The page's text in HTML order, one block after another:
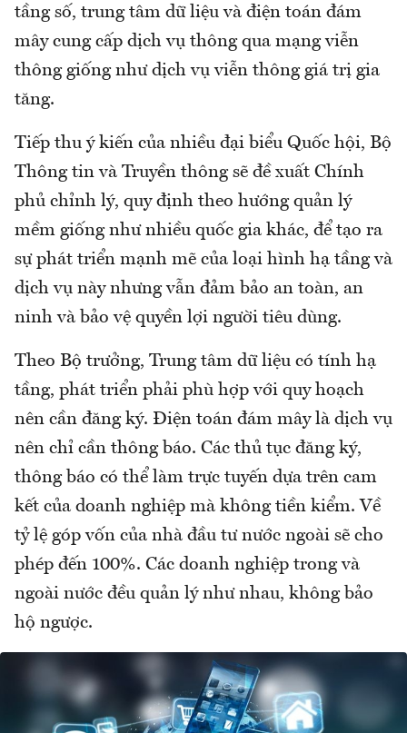
tầng số, trung tâm dữ liệu và điện toán đám
mây cung cấp dịch vụ thông qua mạng viễn
thông giống như dịch vụ viễn thông giá trị gia
tăng.
Tiếp thu ý kiến của nhiều đại biểu Quốc hội, Bộ
Thông tin và Truyền thông sẽ đề xuất Chính
phủ chỉnh lý, quy định theo hướng quản lý
mềm giống như nhiều quốc gia khác, để tạo ra
sự phát triển mạnh mẽ của loại hình hạ tầng và
dịch vụ này nhưng vẫn đảm bảo an toàn, an
ninh và bảo vệ quyền lợi người tiêu dùng.
Theo Bộ trưởng, Trung tâm dữ liệu có tính hạ
tầng, phát triển phải phù hợp với quy hoạch
nên cần đăng ký. Điện toán đám mây là dịch vụ
nên chỉ cần thông báo. Các thủ tục đăng ký,
thông báo có thể làm trực tuyến dựa trên cam
kết của doanh nghiệp mà không tiền kiểm. Về
tỷ lệ góp vốn của nhà đầu tư nước ngoài sẽ cho
phép đến 100%. Các doanh nghiệp trong và
ngoài nước đều quản lý như nhau, không bảo
hộ ngược.